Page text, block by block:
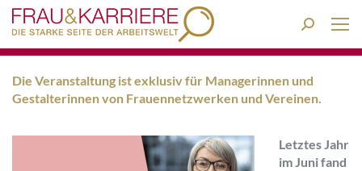
Search:
Die Veranstaltung ist exklusiv für Managerinnen und
Gestalterinnen von Frauennetzwerken und Vereinen.
Letztes Jahr
im Juni fand